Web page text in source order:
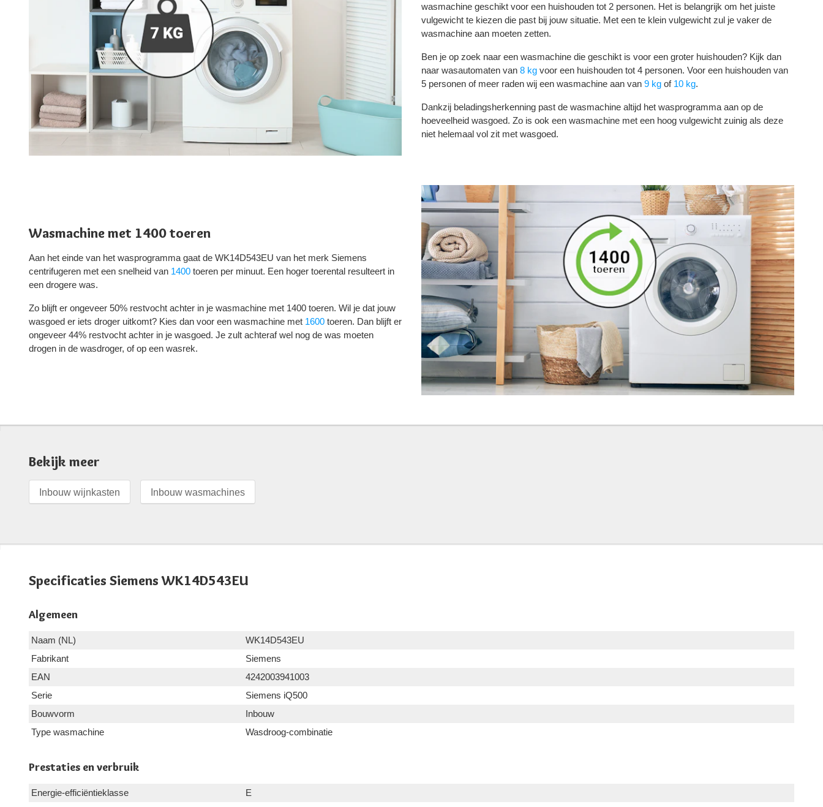
wasmachine geschikt voor een huishouden tot 2 personen. Het is belangrijk om het juiste
vulgewicht te kiezen die past bij jouw situatie. Met een te klein vulgewicht zul je vaker de
wasmachine aan moeten zetten.
Ben je op zoek naar een wasmachine die geschikt is voor een groter huishouden? Kijk dan
naar wasautomaten van 8 kg voor een huishouden tot 4 personen. Voor een huishouden van
5 personen of meer raden wij een wasmachine aan van 9 kg of 10 kg.
Dankzij beladingsherkenning past de wasmachine altijd het wasprogramma aan op de
hoeveelheid wasgoed. Zo is ook een wasmachine met een hoog vulgewicht zuinig als deze
niet helemaal vol zit met wasgoed.
Wasmachine met 1400 toeren
Aan het einde van het wasprogramma gaat de WK14D543EU van het merk Siemens
centrifugeren met een snelheid van 1400 toeren per minuut. Een hoger toerental resulteert in
een drogere was.
Zo blijft er ongeveer 50% restvocht achter in je wasmachine met 1400 toeren. Wil je dat jouw
wasgoed er iets droger uitkomt? Kies dan voor een wasmachine met 1600 toeren. Dan blijft er
ongeveer 44% restvocht achter in je wasgoed. Je zult achteraf wel nog de was moeten
drogen in de wasdroger, of op een wasrek.
Bekijk meer
Inbouw wijnkasten Inbouw wasmachines
Specificaties Siemens WK14D543EU
Algemeen
Naam (NL)
WK14D543EU
Fabrikant
Siemens
EAN
4242003941003
Serie
Siemens iQ500
Bouwvorm
Inbouw
Type wasmachine
Wasdroog-combinatie
Prestaties en verbruik
Energie-efficiëntieklasse
E